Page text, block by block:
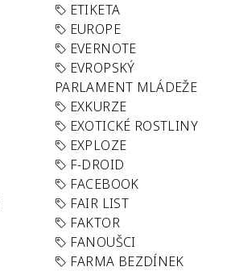
ETIKETA
EUROPE
EVERNOTE
EVROPSKÝ
PARLAMENT MLÁDEŽE
EXKURZE
EXOTICKÉ ROSTLINY
EXPLOZE
F-DROID
FACEBOOK
FAIR LIST
FAKTOR
FANOUŠCI
FARMA BEZDÍNEK